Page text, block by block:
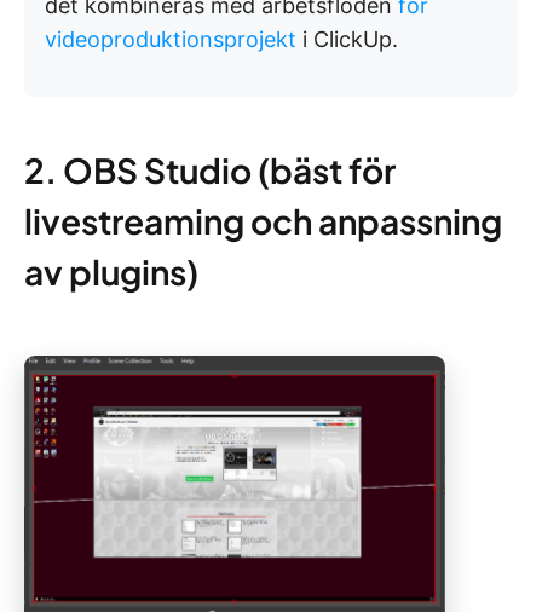
det kombineras med arbetsflöden för
videoproduktionsprojekt i ClickUp.
2. OBS Studio (bäst för
livestreaming och anpassning
av plugins)